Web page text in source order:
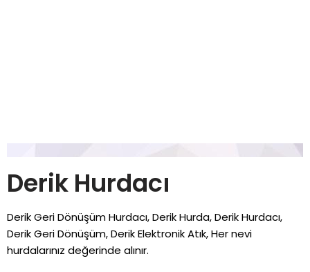
Derik Hurdacı
Derik Geri Dönüşüm Hurdacı, Derik Hurda, Derik Hurdacı,
Derik Geri Dönüşüm, Derik Elektronik Atık, Her nevi
hurdalarınız değerinde alınır.